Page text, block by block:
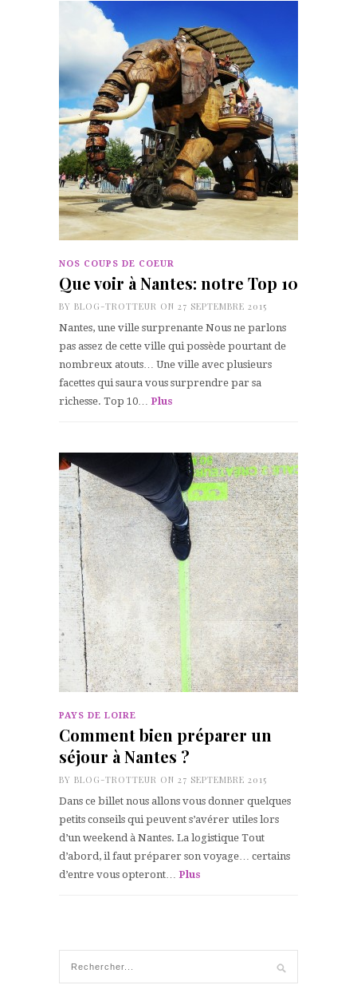
NOS COUPS DE COEUR
Que voir à Nantes: notre Top 10
BY BLOG-TROTTEUR ON 27 SEPTEMBRE 2015
Nantes, une ville surprenante Nous ne parlons
pas assez de cette ville qui possède pourtant de
nombreux atouts… Une ville avec plusieurs
facettes qui saura vous surprendre par sa
richesse. Top 10… Plus
PAYS DE LOIRE
Comment bien préparer un
séjour à Nantes ?
BY BLOG-TROTTEUR ON 27 SEPTEMBRE 2015
Dans ce billet nous allons vous donner quelques
petits conseils qui peuvent s’avérer utiles lors
d’un weekend à Nantes. La logistique Tout
d’abord, il faut préparer son voyage… certains
d’entre vous opteront… Plus